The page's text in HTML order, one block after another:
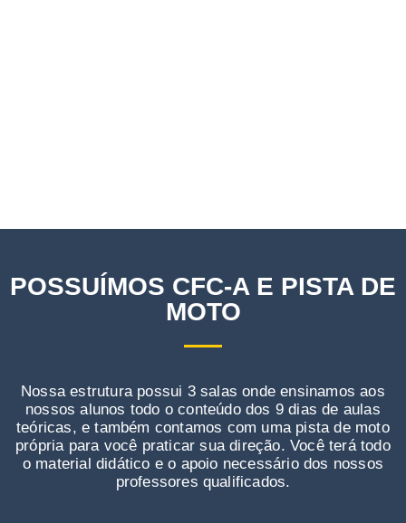
POSSUÍMOS CFC-A E PISTA DE
MOTO
Nossa estrutura possui 3 salas onde ensinamos aos
nossos alunos todo o conteúdo dos 9 dias de aulas
teóricas, e também contamos com uma pista de moto
própria para você praticar sua direção. Você terá todo
o material didático e o apoio necessário dos nossos
professores qualificados.